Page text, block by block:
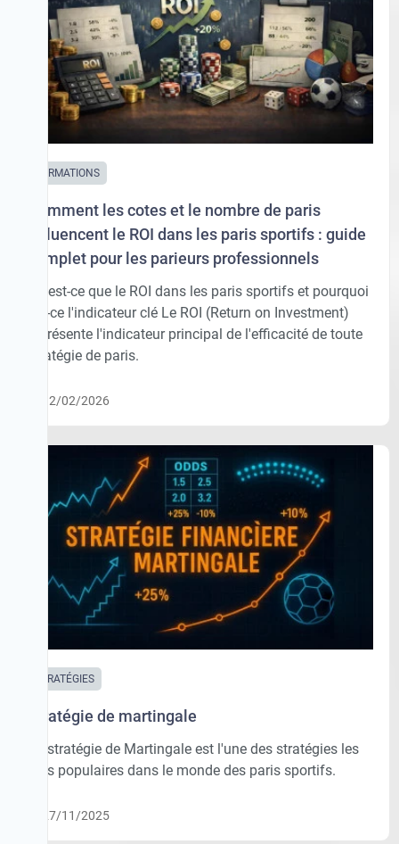
FORMATIONS
Comment les cotes et le nombre de paris
influencent le ROI dans les paris sportifs : guide
complet pour les parieurs professionnels
Qu'est-ce que le ROI dans les paris sportifs et pourquoi
est-ce l'indicateur clé Le ROI (Return on Investment)
représente l'indicateur principal de l'efficacité de toute
stratégie de paris.
12/02/2026
STRATÉGIES
Stratégie de martingale
La stratégie de Martingale est l'une des stratégies les
plus populaires dans le monde des paris sportifs.
27/11/2025